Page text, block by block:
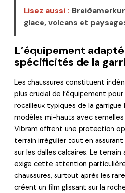
Lisez aussi :
glace, volcans et
L’équipement
spécificités de la
Les chaussures constituent
plus crucial de l’équipement
rocailleux typiques de la garrigue
modèles mi-hauts avec
Vibram offrent une protection
terrain irrégulier tout en
sur les dalles calcaires. Le
exige cette attention
chaussures, surtout après les
créent un film glissant sur la